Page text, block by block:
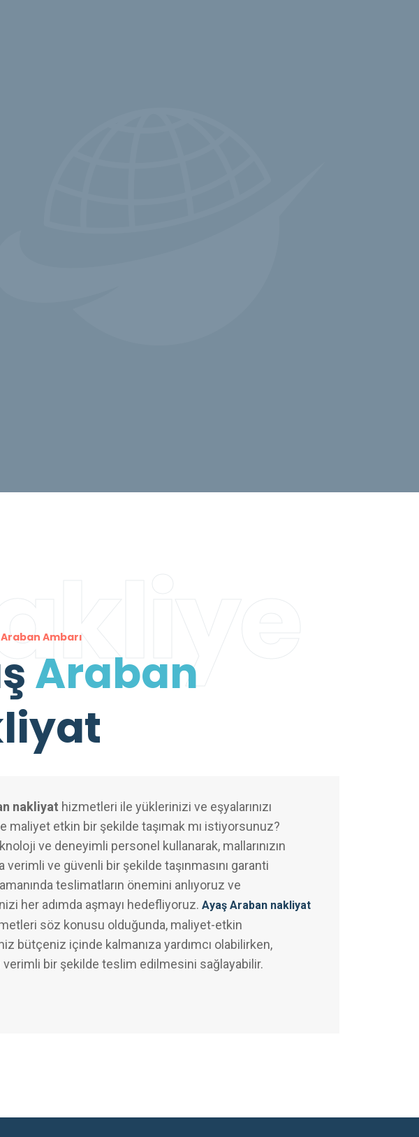
Ambarı
Araban
nakliyat hizmetleri ile yüklerinizi ve eşyalarınızı
maliyet etkin bir şekilde taşımak mı istiyorsunuz?
ve deneyimli personel kullanarak, mallarınızın
verimli ve güvenli bir şekilde taşınmasını garanti
teslimatların önemini anlıyoruz ve
her adımda aşmayı hedefliyoruz. Ayaş Araban nakliyat
söz konusu olduğunda, maliyet-etkin
bütçeniz içinde kalmanıza yardımcı olabilirken,
verimli bir şekilde teslim edilmesini sağlayabilir.